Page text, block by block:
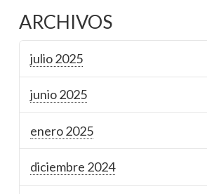
ARCHIVOS
julio 2025
junio 2025
enero 2025
diciembre 2024